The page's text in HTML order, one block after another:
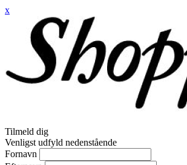
x
Tilmeld dig
Venligst udfyld nedenstående
Fornavn